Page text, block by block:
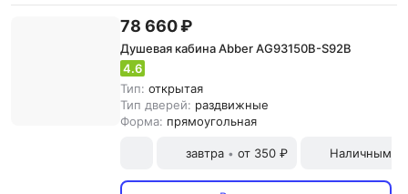
78 660 ₽
Душевая кабина Abber AG93150B-S92B
4.6
Тип: открытая
Тип дверей: раздвижные
Форма: прямоугольная
завтра • от 350 ₽ Наличными